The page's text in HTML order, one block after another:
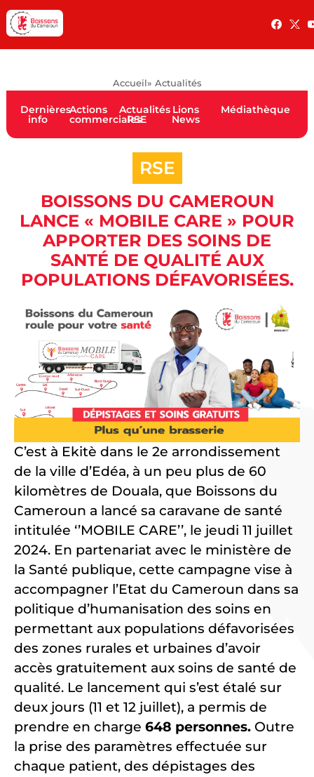
Accueil» Actualités
Dernières
info
Actions
commerciales
Actualités
RSE
Lions
News
Médiathèque
RSE
BOISSONS DU CAMEROUN
LANCE « MOBILE CARE » POUR
APPORTER DES SOINS DE
SANTÉ DE QUALITÉ AUX
POPULATIONS DÉFAVORISÉES.
C’est à Ekitè dans le 2e arrondissement
de la ville d’Edéa, à un peu plus de 60
kilomètres de Douala, que Boissons du
Cameroun a lancé sa caravane de santé
intitulée ‘’MOBILE CARE’’, le jeudi 11 juillet
2024. En partenariat avec le ministère de
la Santé publique, cette campagne vise à
accompagner l’Etat du Cameroun dans sa
politique d’humanisation des soins en
permettant aux populations défavorisées
des zones rurales et urbaines d’avoir
accès gratuitement aux soins de santé de
qualité. Le lancement qui s’est étalé sur
deux jours (11 et 12 juillet), a permis de
prendre en charge 648 personnes. Outre
la prise des paramètres effectuée sur
chaque patient, des dépistages des